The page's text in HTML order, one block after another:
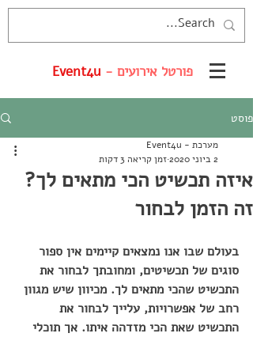
פורטל אירועים - Event4u
פוסט
איזה תכשיט הכי מתאים לך?
זה הזמן לבחור
מערכת - Event4u
2 ביוני 2020
זמן קריאה 3 דקות
בעולם שבו אנו נמצאים קיימים אין ספור
סוגים של תכשיטים, ומחובתך לבחור את
התכשיט שהכי מתאים לך. מכיוון שיש מגוון
רחב של אפשרויות, עלייך לבחור את
התכשיט שאת הכי מזדהה איתו. אך תוכלי